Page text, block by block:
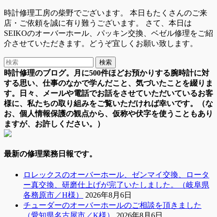
時計修理工房の柴野でございます。 本日もたくさんのご来
店・ご依頼を誠に有り難うございます。 さて、本日は
SEIKOのオーバーホール、パッキン交換、ベゼル修理をご紹
介させていただきます。どうぞ宜しくお願い致します。
時計修理のブログ。月に500件ほどお預かりする腕時計に対
する思い、仕事のなかで学んだこと、気づいたことを綴りま
す。日々、メールや電話でお話をさせていただいているお客
様に、私たちの取り組みをご覧いただければ幸いです。（な
お、個人情報保護の観点から、仮称や伏字を使うこともあり
ますが、お許しください。）
最新の修理業務日報です。
ロレックスのオーバーホール、ゼンマイ交換、ロータ
ー真交換、研磨仕上げが完了いたしました。（岐阜県
各務原市／H様）
2026年8月6日
チューダーのオーバーホールのご相談を頂きました
（愛知県名古屋市／K様）
2026年8月6日